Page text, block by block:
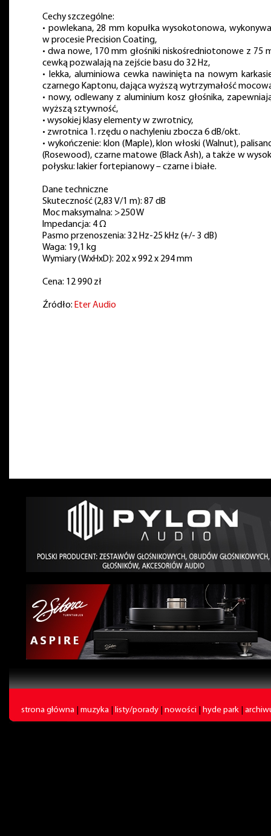
Cechy szczególne:
• powlekana, 28 mm kopułka wysokotonowa,
w procesie Precision Coating,
• dwa nowe, 170 mm głośniki niskośredniotonowe z 75
cewką pozwalają na zejście basu do 32 Hz,
• lekka, aluminiowa cewka nawinięta na nowym
czarnego Kaptonu, dająca wyższą wytrzymałość
• nowy, odlewany z aluminium kosz głośnika,
wyższą sztywność,
• wysokiej klasy elementy w zwrotnicy,
• zwrotnica 1. rzędu o nachyleniu zbocza 6 dB/okt.
• wykończenie: klon (Maple), klon włoski (Walnut),
(Rosewood), czarne matowe (Black Ash), a także w
połysku: lakier fortepianowy – czarne i białe.
Dane techniczne
Skuteczność (2,83 V/1 m): 87 dB
Moc maksymalna: >250 W
Impedancja: 4 Ω
Pasmo przenoszenia: 32 Hz-25 kHz (+/- 3 dB)
Waga: 19,1 kg
Wymiary (WxHxD): 202 x 992 x 294 mm
Cena: 12 990 zł
Źródło: Eter Audio
strona główna muzyka listy/porady nowości hyde park